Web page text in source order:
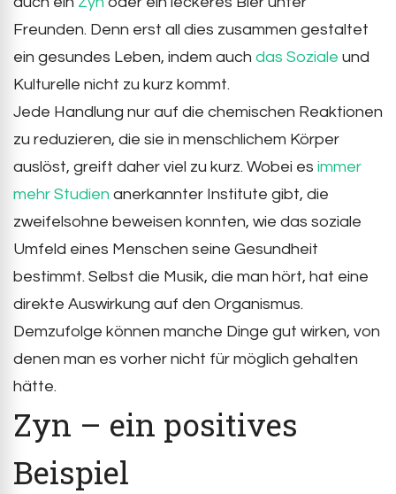
Freunden. Denn erst all dies zusammen gestaltet
ein gesundes Leben, indem auch das Soziale und
Kulturelle nicht zu kurz kommt.
Jede Handlung nur auf die chemischen Reaktionen
zu reduzieren, die sie in menschlichem Körper
auslöst, greift daher viel zu kurz. Wobei es immer
mehr Studien anerkannter Institute gibt, die
zweifelsohne beweisen konnten, wie das soziale
Umfeld eines Menschen seine Gesundheit
bestimmt. Selbst die Musik, die man hört, hat eine
direkte Auswirkung auf den Organismus.
Demzufolge können manche Dinge gut wirken, von
denen man es vorher nicht für möglich gehalten
hätte.
Zyn – ein positives
Beispiel